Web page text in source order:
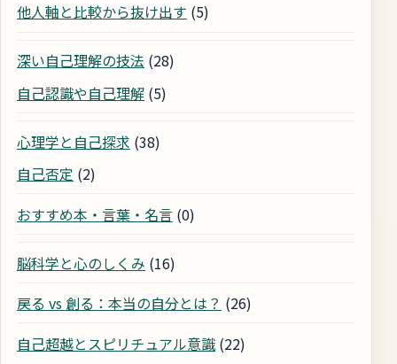
他人軸と比較から抜け出す (5)
深い自己理解の技法 (28)
自己認識や自己理解 (5)
心理学と自己探求 (38)
自己否定 (2)
おすすめ本・言葉・名言 (0)
脳科学と心のしくみ (16)
戻る vs 創る：本当の自分とは？ (26)
自己超越とスピリチュアル意識 (22)